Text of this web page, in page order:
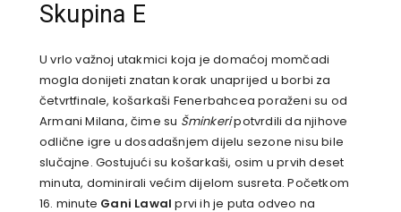
Skupina E
U vrlo važnoj utakmici koja je domaćoj momčadi
mogla donijeti znatan korak unaprijed u borbi za
četvrtfinale, košarkaši Fenerbahcea poraženi su od
Armani Milana, čime su Šminkeripotvrdili da njihove
odlične igre u dosadašnjem dijelu sezone nisu bile
slučajne. Gostujući su košarkaši, osim u prvih deset
minuta, dominirali većim dijelom susreta. Početkom
16. minute Gani Lawal prvi ih je puta odveo na